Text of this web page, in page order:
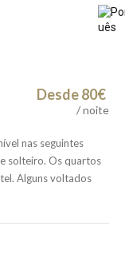
Desde 80€
/ noite
nas seguintes
solteiro. Os quartos
Alguns voltados